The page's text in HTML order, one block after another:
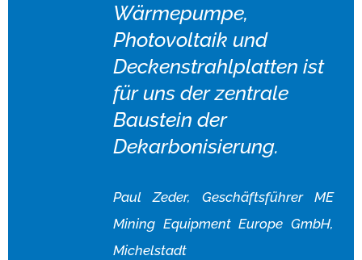
Wärmepumpe,
Photovoltaik und
Deckenstrahlplatten ist
für uns der zentrale
Baustein der
Dekarbonisierung.
Paul Zeder, Geschäftsführer ME
Mining Equipment Europe GmbH,
Michelstadt